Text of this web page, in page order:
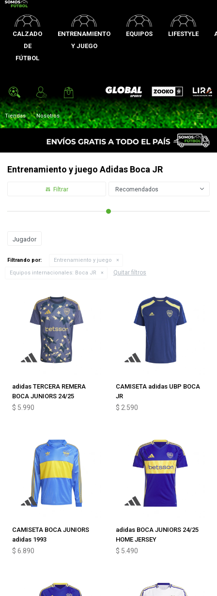
CALZADO
DE
FÚTBOL
ENTRENAMIENTO
Y JUEGO
EQUIPOS LIFESTYLE
Global Sports Zooko Lira
Tiendas Nosotros 
Entrenamiento y juego Adidas Boca JR
Recomendados
Jugador
Filtrando por:
Entrenamiento y juego
Equipos internacionales: Boca JR Quitar filtros
adidas TERCERA REMERA
BOCA JUNIORS 24/25
$ 5.990
CAMISETA adidas UBP BOCA
JR
$ 2.590
CAMISETA BOCA JUNIORS
adidas 1993
$ 6.890
adidas BOCA JUNIORS 24/25
HOME JERSEY
$ 5.490